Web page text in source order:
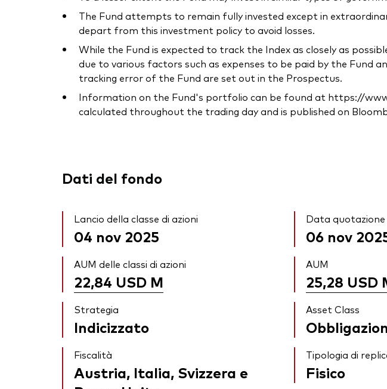
The Fund attempts to remain fully invested except in
depart from this investment policy to avoid losses.
While the Fund is expected to track the Index as closely as
due to various factors such as expenses to be paid by the
tracking error of the Fund are set out in the Prospectus.
Information on the Fund's portfolio can be found at https://
calculated throughout the trading day and is published on
Dati del fondo
Lancio della classe di azioni
04 nov 2025
Data quotazione
06 nov
AUM delle classi di azioni
22,84 USD M
AUM
25,28 USD
Strategia
Indicizzato
Asset Class
Fiscalità
Austria, Italia, Svizzera e
Tipologia di
Fisico